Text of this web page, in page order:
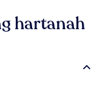
hartanah